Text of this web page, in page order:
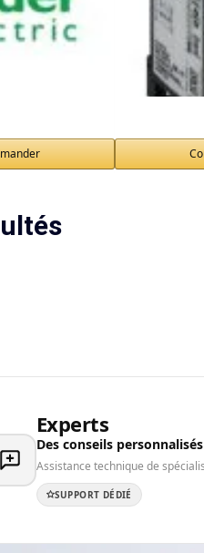
Experts
Des conseils personnalisés
Assistance technique de
SUPPORT DÉDIÉ